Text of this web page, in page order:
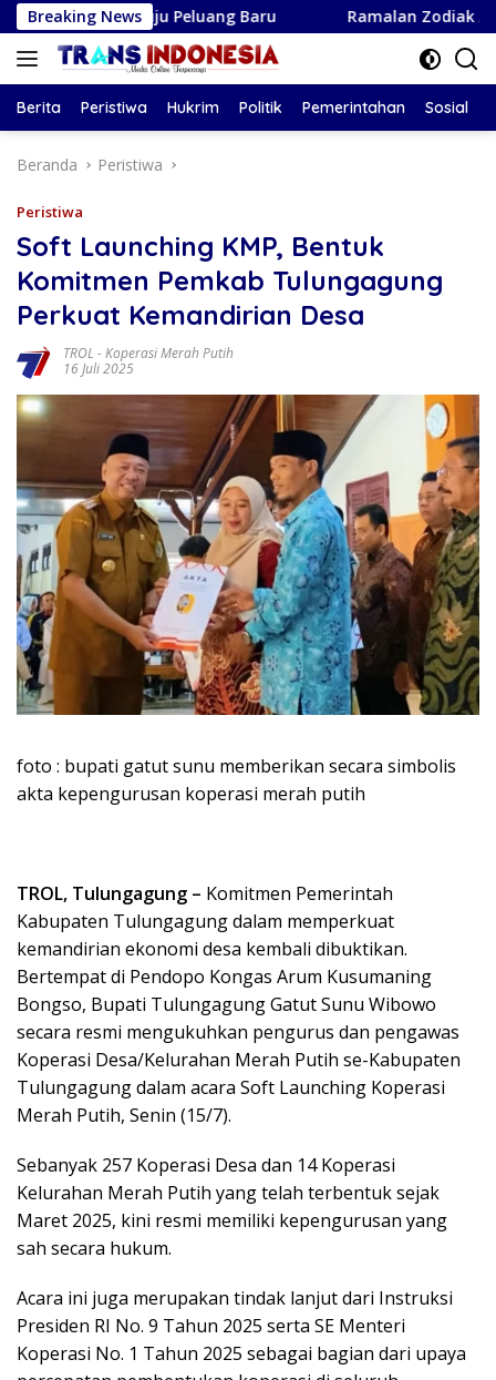
Langsung
ke
konten
Breaking News
Peluang Baru Ramalan Zodiak Aquarius Agustus
Berita Peristiwa Hukrim Politik Pemerintahan Sosial
Beranda Peristiwa
Peristiwa
Soft Launching KMP, Bentuk
Komitmen Pemkab Tulungagung
Perkuat Kemandirian Desa
TROL -Koperasi Merah Putih
16 Juli 2025
foto : bupati gatut sunu memberikan secara simbolis
akta kepengurusan koperasi merah putih
TROL, Tulungagung – Komitmen Pemerintah
Kabupaten Tulungagung dalam memperkuat
kemandirian ekonomi desa kembali dibuktikan.
Bertempat di Pendopo Kongas Arum Kusumaning
Bongso, Bupati Tulungagung Gatut Sunu Wibowo
secara resmi mengukuhkan pengurus dan pengawas
Koperasi Desa/Kelurahan Merah Putih se-Kabupaten
Tulungagung dalam acara Soft Launching Koperasi
Merah Putih, Senin (15/7).
Sebanyak 257 Koperasi Desa dan 14 Koperasi
Kelurahan Merah Putih yang telah terbentuk sejak
Maret 2025, kini resmi memiliki kepengurusan yang
sah secara hukum.
Acara ini juga merupakan tindak lanjut dari Instruksi
Presiden RI No. 9 Tahun 2025 serta SE Menteri
Koperasi No. 1 Tahun 2025 sebagai bagian dari upaya